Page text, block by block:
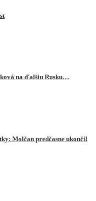
na ďalšiu Rusku…
Molčan predčasne ukončil